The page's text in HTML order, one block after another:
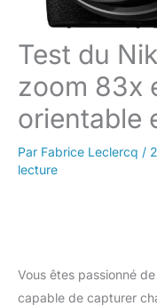
Test du
zoom 83x
orientable
Par Fabrice Leclercq /
lecture
Vous êtes passionné
capable de capturer